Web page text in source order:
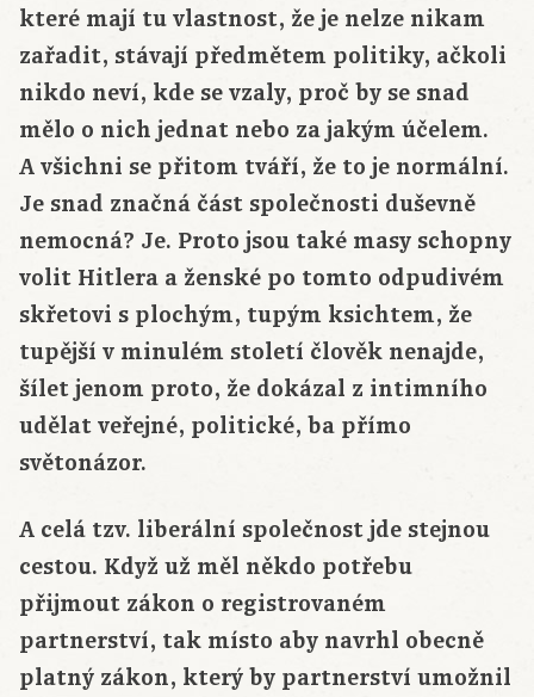
které mají tu vlastnost, že je nelze nikam
zařadit, stávají předmětem politiky, ačkoli
nikdo neví, kde se vzaly, proč by se snad
mělo o nich jednat nebo za jakým účelem.
A všichni se přitom tváří, že to je normální.
Je snad značná část společnosti duševně
nemocná? Je. Proto jsou také masy schopny
volit Hitlera a ženské po tomto odpudivém
skřetovi s plochým, tupým ksichtem, že
tupější v minulém století člověk nenajde,
šílet jenom proto, že dokázal z intimního
udělat veřejné, politické, ba přímo
světonázor.
A celá tzv. liberální společnost jde stejnou
cestou. Když už měl někdo potřebu
přijmout zákon o registrovaném
partnerství, tak místo aby navrhl obecně
platný zákon, který by partnerství umožnil